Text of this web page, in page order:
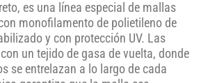
es una línea especial de mallas
monofilamento de polietileno de
y con protección UV. Las
un tejido de gasa de vuelta, donde
se entrelazan a lo largo de cada